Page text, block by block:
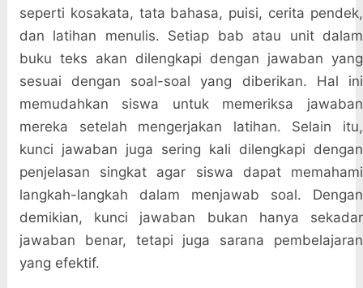
seperti kosakata, tata bahasa, puisi, cerita pendek,
dan latihan menulis. Setiap bab atau unit dalam
buku teks akan dilengkapi dengan jawaban yang
sesuai dengan soal-soal yang diberikan. Hal ini
memudahkan siswa untuk memeriksa jawaban
mereka setelah mengerjakan latihan. Selain itu,
kunci jawaban juga sering kali dilengkapi dengan
penjelasan singkat agar siswa dapat memahami
langkah-langkah dalam menjawab soal. Dengan
demikian, kunci jawaban bukan hanya sekadar
jawaban benar, tetapi juga sarana pembelajaran
yang efektif.